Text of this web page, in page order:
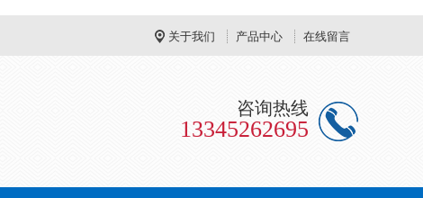
关于我们 产品中心 在线留言
咨询热线
13345262695